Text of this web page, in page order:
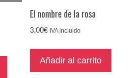
El nombre de la rosa
3,00€ IVA incluído
Añadir al carrito